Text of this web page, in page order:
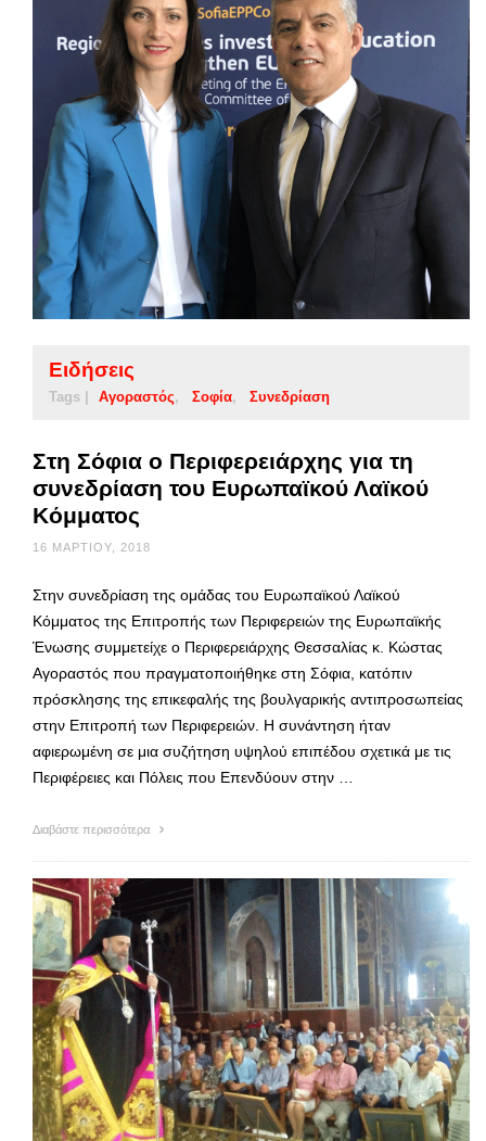
Ειδήσεις
Tags | Αγοραστός Σοφία Συνεδρίαση
Στη Σόφια ο Περιφερειάρχης για τη
συνεδρίαση του Ευρωπαϊκού Λαϊκού
Κόμματος
16 ΜΑΡΤΊΟΥ, 2018
Στην συνεδρίαση της ομάδας του Ευρωπαϊκού Λαϊκού
Κόμματος της Επιτροπής των Περιφερειών της Ευρωπαϊκής
Ένωσης συμμετείχε ο Περιφερειάρχης Θεσσαλίας κ. Κώστας
Αγοραστός που πραγματοποιήθηκε στη Σόφια, κατόπιν
πρόσκλησης της επικεφαλής της βουλγαρικής αντιπροσωπείας
στην Επιτροπή των Περιφερειών. Η συνάντηση ήταν
αφιερωμένη σε μια συζήτηση υψηλού επιπέδου σχετικά με τις
Περιφέρειες και Πόλεις που Επενδύουν στην …
Διαβάστε περισσότερα